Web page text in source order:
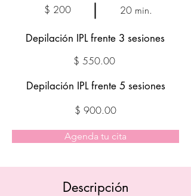
$ 200
20 min.
Depilación IPL frente 3 sesiones
$ 550.00
Depilación IPL frente 5 sesiones
$ 900.00
Agenda tu cita
Descripción